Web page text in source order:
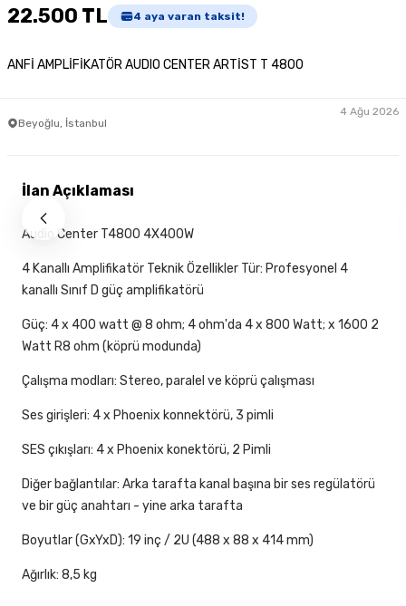
22.500 TL 4 aya varan taksit!
ANFİ AMPLİFİKATÖR AUDIO CENTER ARTİST T 4800
Beyoğlu, İstanbul
4 Ağu 2026
İlan Açıklaması
Audio Center T4800 4X400W
4 Kanallı Amplifikatör Teknik Özellikler Tür: Profesyonel 4
kanallı Sınıf D güç amplifikatörü
Güç: 4 x 400 watt @ 8 ohm; 4 ohm'da 4 x 800 Watt; x 1600 2
Watt R8 ohm (köprü modunda)
Çalışma modları: Stereo, paralel ve köprü çalışması
Ses girişleri: 4 x Phoenix konnektörü, 3 pimli
SES çıkışları: 4 x Phoenix konektörü, 2 Pimli
Diğer bağlantılar: Arka tarafta kanal başına bir ses regülatörü
ve bir güç anahtarı - yine arka tarafta
Boyutlar (GxYxD): 19 inç / 2U (488 x 88 x 414 mm)
Ağırlık: 8,5 kg